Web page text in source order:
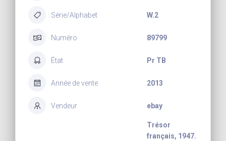
Série/Alphabet W.2
Numéro 89799
État Pr TB
Année de vente 2013
Vendeur ebay
Trésor
français, 1947.